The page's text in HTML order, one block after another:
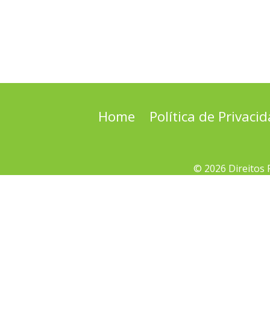
Home Política de
© 2026 Direitos